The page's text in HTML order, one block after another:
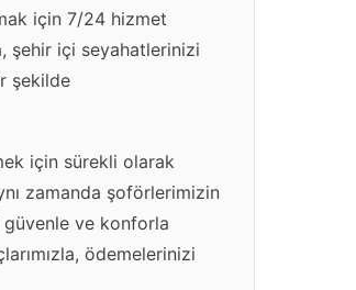
için 7/24 hizmet
şehir içi seyahatlerinizi
şekilde
için sürekli olarak
zamanda şoförlerimizin
güvenle ve konforla
ödemelerinizi